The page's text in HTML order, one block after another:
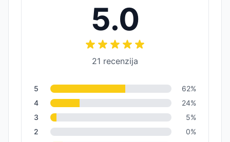
5.0
21 recenzija
5 62%
4
24%
3
5%
2
0%